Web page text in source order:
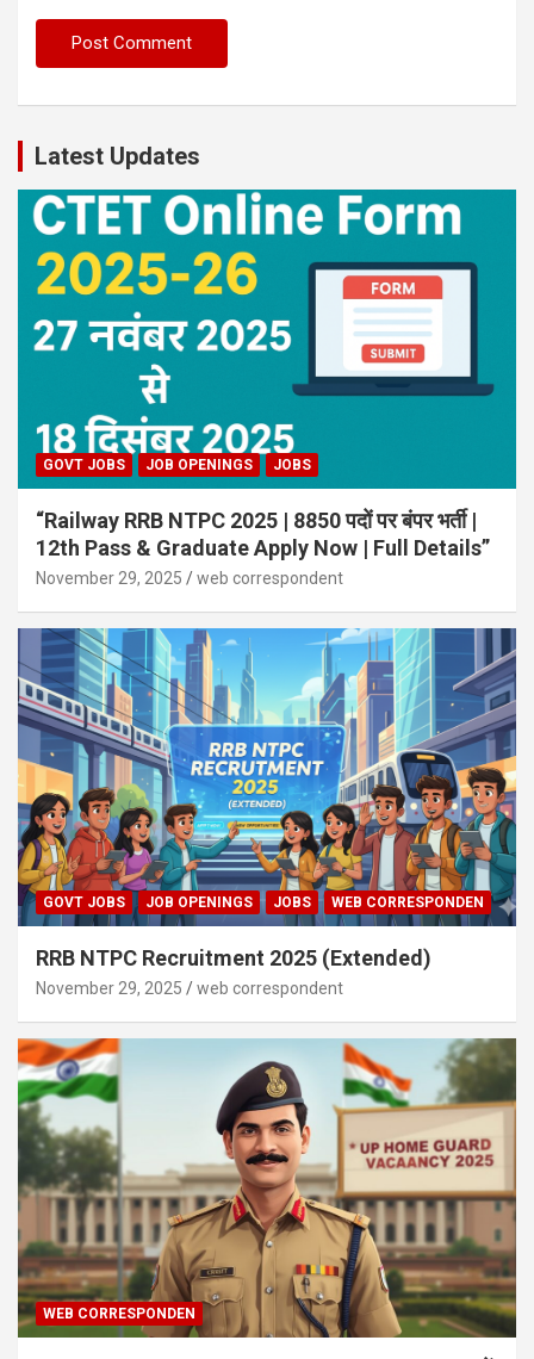
Latest Updates
GOVT JOBS JOB OPENINGS JOBS
“Railway RRB NTPC 2025 | 8850 पदों पर बंपर भर्ती |
12th Pass & Graduate Apply Now | Full Details”
November 29, 2025 web correspondent
GOVT JOBS JOB OPENINGS JOBS WEB CORRESPONDEN
RRB NTPC Recruitment 2025 (Extended)
November 29, 2025 web correspondent
WEB CORRESPONDEN